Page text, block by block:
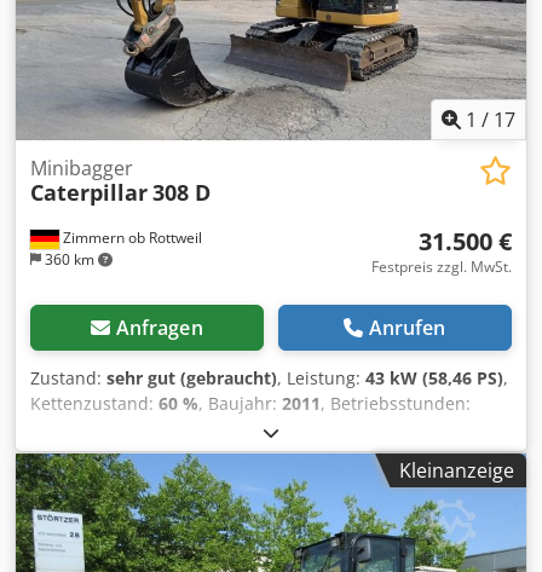
1 / 17
Zimmern ob Rottweil
360 km
Minibagger
Caterpillar308 D
31.500 €
Festpreis zzgl. MwSt.
Anfragen Anrufen
Zustand: sehr gut (gebraucht), Leistung: 43 kW (58,46 PS),
Kettenzustand: 60 %, Baujahr: 2011, Betriebsstunden:
Gummiketten, Klimaanlage
CATERPILLAR 308D Baujahr 2011 Betriebsstunden: 8.204
Std. Geschlossene Kabine Klimaanlage Radio Chjdpfx Aezrt
Amjm Usa Monoausleger Stiellänge: 2,20 m. Hammer-,
Greifer-, Scheren- Verrohrung Schnellwechsler OQ45 1x
Löffel – 750mm breit Laufwerk ca. 60% erhalten
Kleinanzeige